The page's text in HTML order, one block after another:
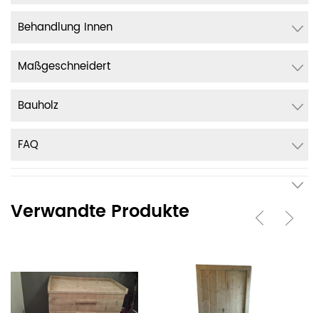
Behandlung Innen
Maßgeschneidert
Bauholz
FAQ
Verwandte Produkte